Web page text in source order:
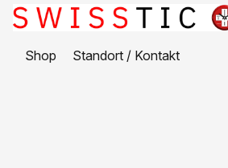
Shop Standort / Kontakt